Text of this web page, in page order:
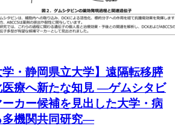
学・静岡県立大学】遠隔転移膵
医療へ新たな知見 ―ゲムシタビ
カー候補を見出した大学・病
多機関共同研究―